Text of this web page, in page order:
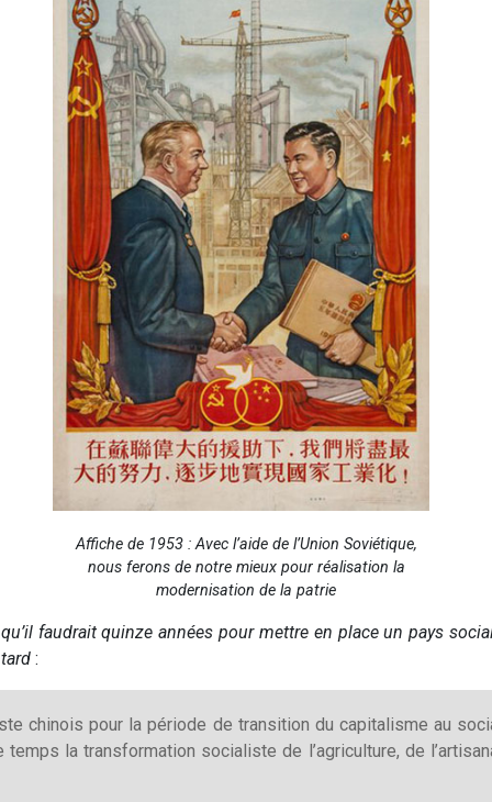
Affiche de 1953 : Avec l’aide de l’Union Soviétique,
nous ferons de notre mieux pour réalisation la
modernisation de la patrie
qu’il faudrait quinze années pour mettre en place un pays
:
chinois pour la période de transition du capitalisme au
la transformation socialiste de l’agriculture, de